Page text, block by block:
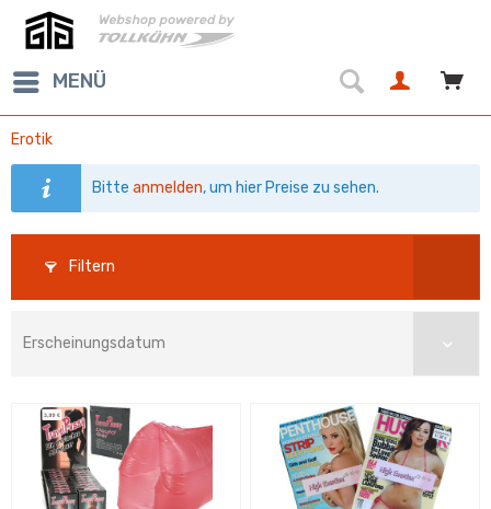
MENÜ
Erotik
Bitteanmelden, um hier Preise zu sehen.
Filtern